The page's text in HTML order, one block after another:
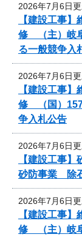
2026年7月6日
【建設工事
修 （主）岐
る一般競争入
2026年7月6日
【建設工事
修 （国）
争入札公告
2026年7月6日
【建設工事
砂防事業 除
2026年7月6日
【建設工事
修 （主）岐